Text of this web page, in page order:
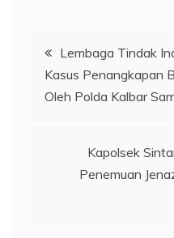
Navigasi
pos
Lembaga Tindak
Kasus Penangkapan
Oleh Polda Kalbar
Kapolsek
Penemuan